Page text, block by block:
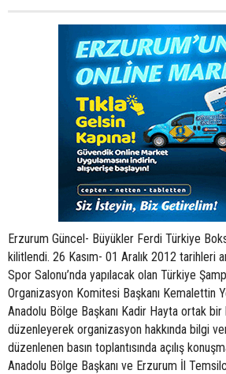
Erzurum Güncel- Büyükler Ferdi Türkiye
kilitlendi. 26 Kasım- 01 Aralık 2012 tarihleri
Spor Salonu’nda yapılacak olan Türkiye
Organizasyon Komitesi Başkanı Kemalettin
Anadolu Bölge Başkanı Kadir Hayta ortak bir
düzenleyerek organizasyon hakkında bilgi
düzenlenen basın toplantısında açılış
Anadolu Bölge Başkanı ve Erzurum İl